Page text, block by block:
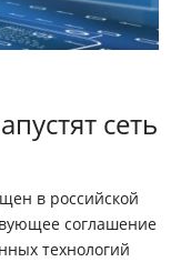
сеть
в российской
соглашение
технологий